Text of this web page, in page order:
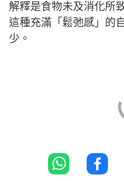
解釋是食物未及消化所
這種充滿「鬆弛感」的
少。